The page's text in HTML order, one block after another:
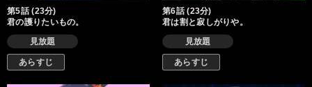
第5話 (23分)
君の護りたいもの。
見放題
あらすじ
第6話 (23分)
君は割と寂しがりや。
見放題
あらすじ